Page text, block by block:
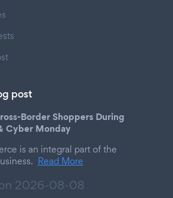
post
Border Shoppers During
Cyber Monday
is an integral part of the
Read More
2026-08-08